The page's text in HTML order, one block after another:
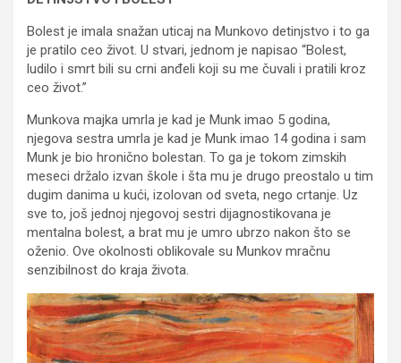
Bolest je imala snažan uticaj na Munkovo detinjstvo i to ga
je pratilo ceo život. U stvari, jednom je napisao “Bolest,
ludilo i smrt bili su crni anđeli koji su me čuvali i pratili kroz
ceo život.”
Munkova majka umrla je kad je Munk imao 5 godina,
njegova sestra umrla je kad je Munk imao 14 godina i sam
Munk je bio hronično bolestan. To ga je tokom zimskih
meseci držalo izvan škole i šta mu je drugo preostalo u tim
dugim danima u kući, izolovan od sveta, nego crtanje. Uz
sve to, još jednoj njegovoj sestri dijagnostikovana je
mentalna bolest, a brat mu je umro ubrzo nakon što se
oženio. Ove okolnosti oblikovale su Munkov mračnu
senzibilnost do kraja života.